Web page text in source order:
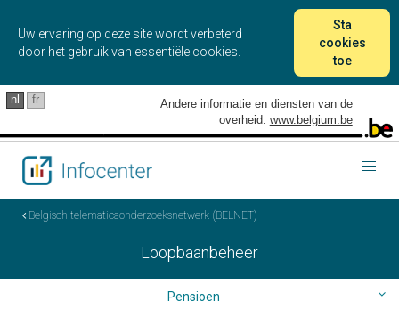
Uw ervaring op deze site wordt verbeterd
door het gebruik van essentiële cookies.
Sta
cookies
toe
nl fr
Andere informatie en diensten van de
overheid: www.belgium.be
Belgisch telematicaonderzoeksnetwerk (BELNET)
Loopbaanbeheer
Pensioen